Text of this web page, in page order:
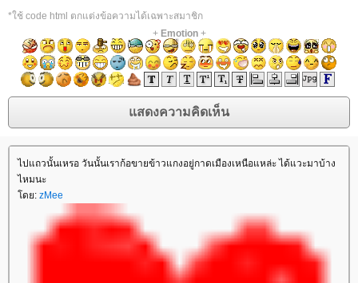
*ใช้ code html ตกแต่งข้อความได้เฉพาะสมาชิก
+ Emotion+
ไปแถวนั้นเหรอ วันนั้นเราก้อขายข้าวแกงอยู่กาดเมืองเหนือแหล่ะ ได้แวะมาบ้าง
ไหมนะ
ดย: zMee